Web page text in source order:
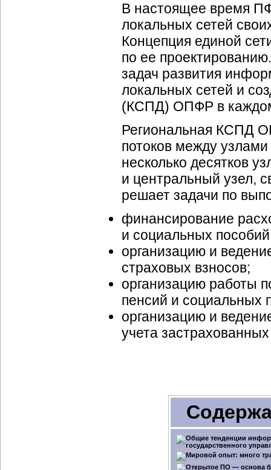
В настоящее время
локальных сетей
Концепция единой
по ее
задач развития
локальных сетей и
(КСПД) ОПФР в
Региональная КСПД
потоков между
несколько десятков
и центральный узел,
решает задачи по
финансирование
и социальных
организацию и
страховых взносов;
организацию работы
пенсий и социальных
организацию и
учета